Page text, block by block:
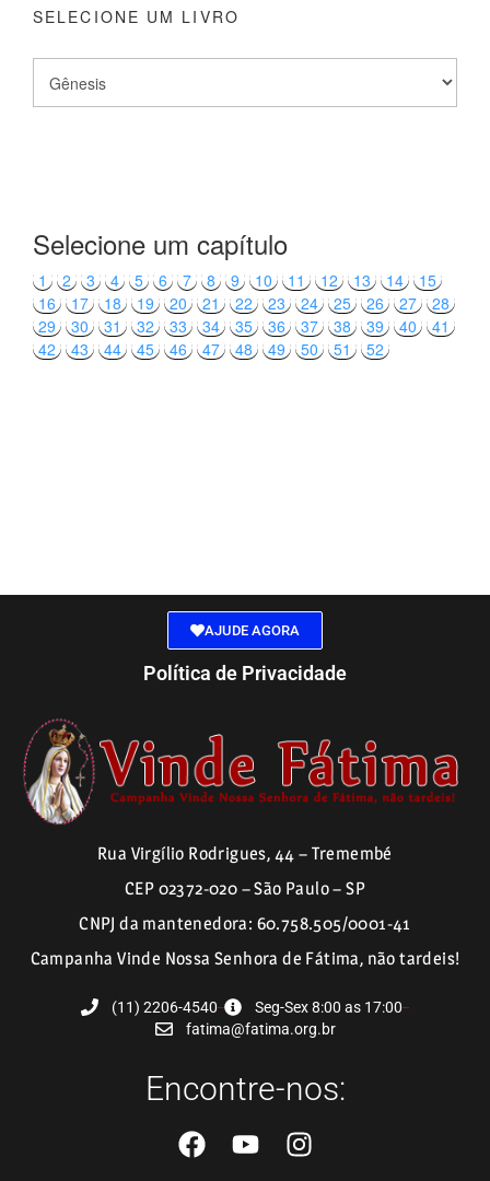
SELECIONE UM LIVRO
Selecione um capítulo
1 2 3 4 5 6 7 8 9 10 11 12 13 14
15
16
17 18 19 20 21 22 23 24 25 26 27
28
29
30 31 32 33 34 35 36 37 38 39 40
41
42
43 44 45 46 47 48 49 50 51 52
AJUDE AGORA
Política de Privacidade
Rua Virgílio Rodrigues, 44 – Tremembé
CEP 02372-020 – São Paulo – SP
CNPJ da mantenedora: 60.758.505/0001-41
Campanha Vinde Nossa Senhora de Fátima, não tardeis!
(11) 2206-4540
Seg-Sex 8:00 as 17:00
fatima@fatima.org.br
Encontre-nos: